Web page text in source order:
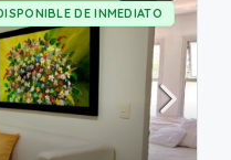
DE INMEDIATO